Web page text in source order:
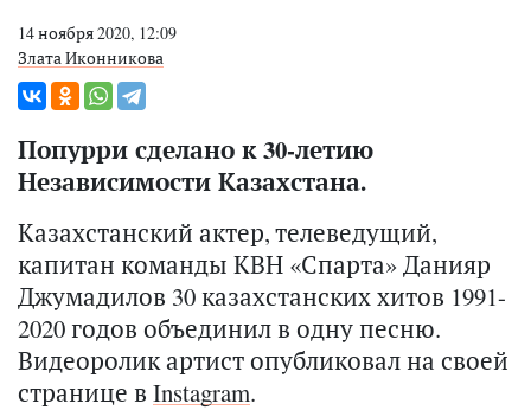
14 ноября 2020, 12:09
Злата Иконникова
Попурри сделано к 30-летию
Независимости Казахстана.
Казахстанский актер, телеведущий,
капитан команды КВН «Спарта» Данияр
Джумадилов 30 казахстанских хитов 1991-
2020 годов объединил в одну песню.
Видеоролик артист опубликовал на своей
странице в Instagram.